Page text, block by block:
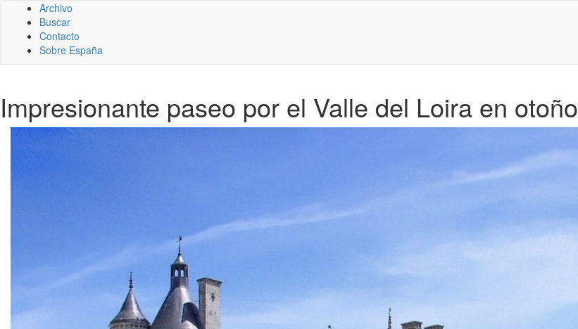
Archivo
Buscar
Contacto
Sobre España
Impresionante paseo por el Valle del Loira en otoño